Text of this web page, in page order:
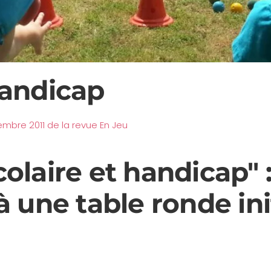
2011 de la revue En Jeu
et handicap"
une table ronde